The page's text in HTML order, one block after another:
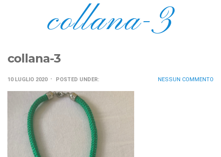
collana-3
collana-3
10 LUGLIO 2020 POSTED UNDER: NESSUN COMMENTO